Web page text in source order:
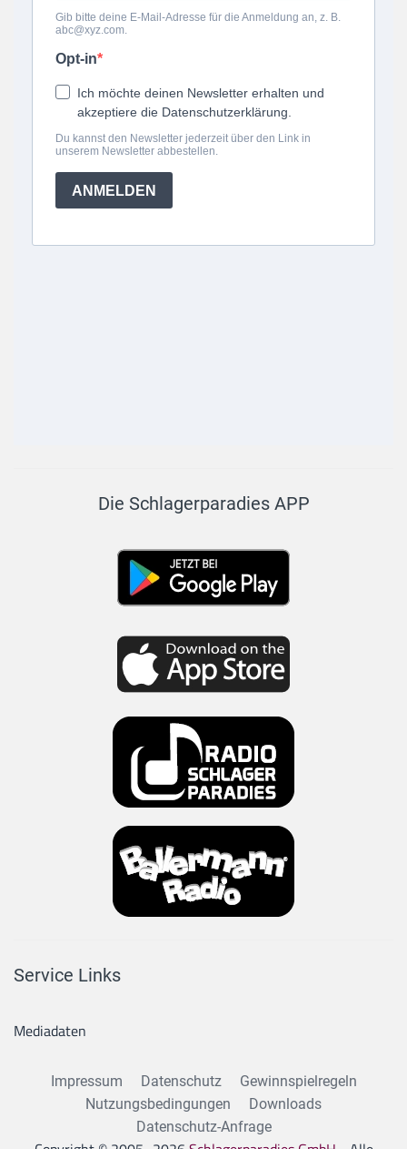
Die Schlagerparadies APP
Service Links
Mediadaten
Impressum Datenschutz
Gewinnspielregeln
Nutzungsbedingungen
Downloads
Datenschutz-Anfrage